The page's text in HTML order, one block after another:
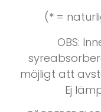
(* =
OBS:
möjligt att
Ej